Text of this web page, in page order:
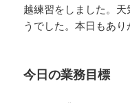
越練習をしました。
うでした。本日もあり
今日の業務目標